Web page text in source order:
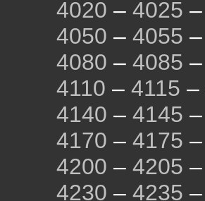
4020 – 4025 –
4050 – 4055 –
4080 – 4085 –
4110 – 4115 –
4140 – 4145 –
4170 – 4175 –
4200 – 4205 –
4230 – 4235 –